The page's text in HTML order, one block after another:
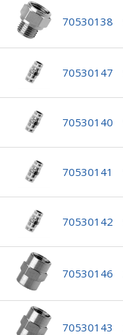
70530138
70530147
70530140
70530141
70530142
70530146
70530143